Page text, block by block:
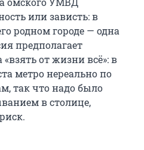
или зависть: в
родном городе — одна
предполагает
от жизни всё»: в
метро нереально по
так что надо было
в столице,